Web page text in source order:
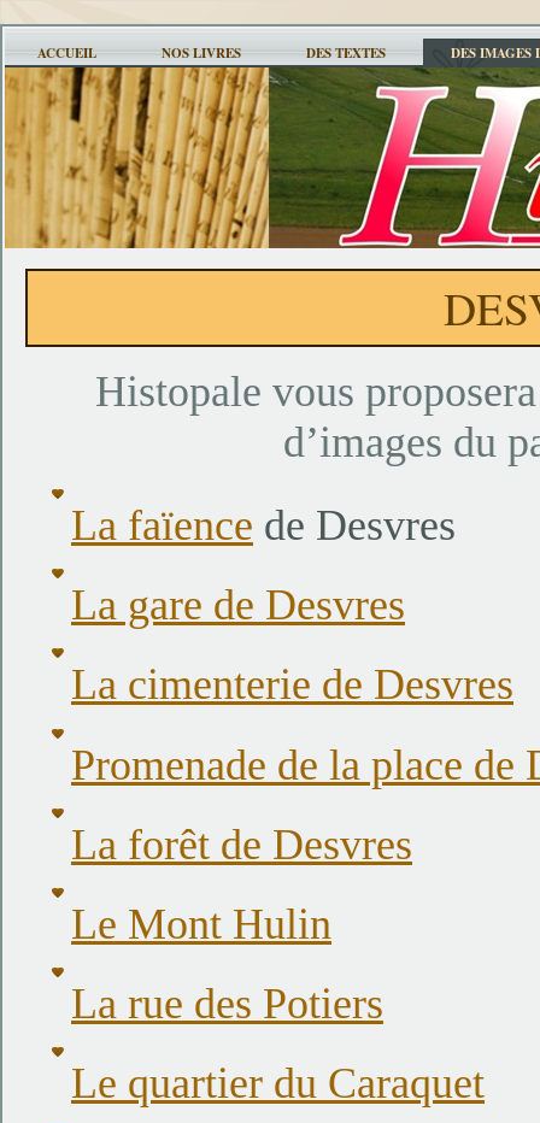
ACCUEIL NOS LIVRES DES TEXTES DES IMAGES
Histopale vous
d’images du
La faïence de Desvres
La gare de Desvres
La cimenterie de Desvres
Promenade de la place de
La forêt de Desvres
Le Mont Hulin
La rue des Potiers
Le quartier du Caraquet